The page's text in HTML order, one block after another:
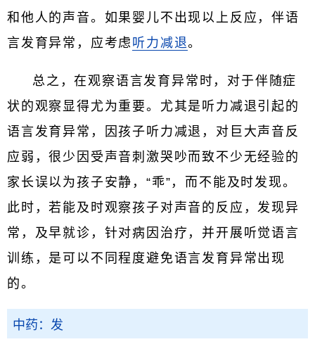
和他人的声音。如果婴儿不出现以上反应，伴语
言发育异常，应考虑听力减退。
总之，在观察语言发育异常时，对于伴随症
状的观察显得尤为重要。尤其是听力减退引起的
语言发育异常，因孩子听力减退，对巨大声音反
应弱，很少因受声音刺激哭吵而致不少无经验的
家长误以为孩子安静，“乖”，而不能及时发现。
此时，若能及时观察孩子对声音的反应，发现异
常，及早就诊，针对病因治疗，并开展听觉语言
训练，是可以不同程度避免语言发育异常出现
的。
中药：发